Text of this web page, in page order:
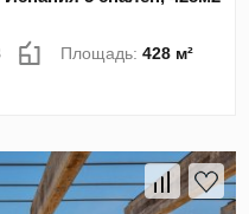
Площадь:428 м²